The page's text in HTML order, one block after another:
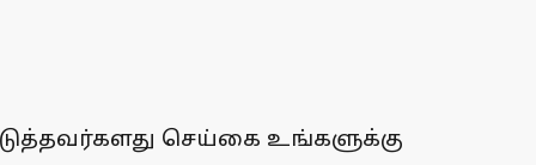
செய்கை உங்களுக்கு